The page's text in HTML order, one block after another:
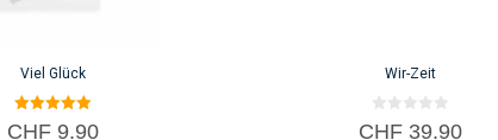
Viel Glück
5.00
CHF9.90
Wir-Zeit
0
CHF39.90